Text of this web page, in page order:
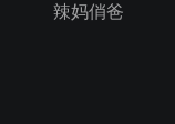
辣妈俏爸